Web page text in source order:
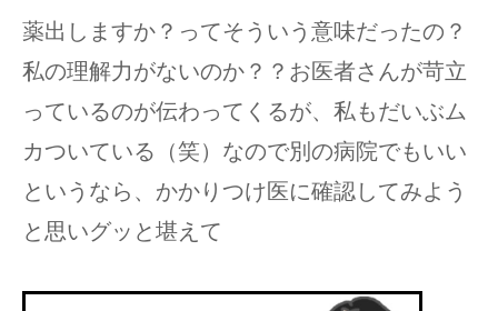
薬出しますか？ってそういう意味だったの？
私の理解力がないのか？？お医者さんが苛立
っているのが伝わってくるが、私もだいぶム
カついている（笑）なので別の病院でもいい
というなら、かかりつけ医に確認してみよう
と思いグッと堪えて